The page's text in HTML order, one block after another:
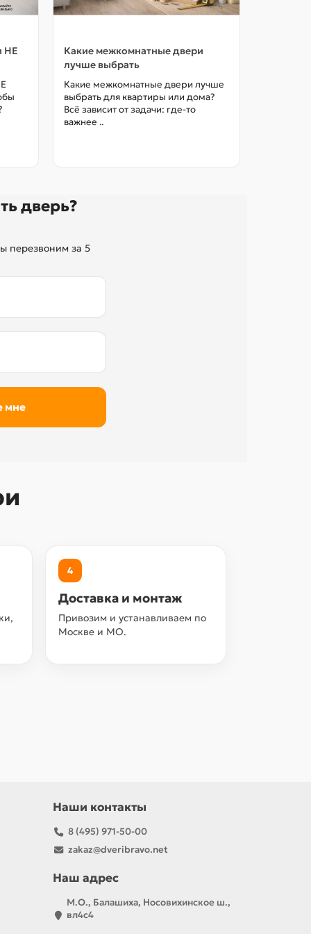
НЕ
Какие межкомнатные двери
лучше выбрать
Какие межкомнатные двери лучше
выбрать для квартиры или дома?
Всё зависит от задачи: где-то
важнее ..
дверь?
перезвоним за 5
4
Доставка и монтаж
Привозим и устанавливаем по
Москве и МО.
Наши контакты
8 (495) 971-50-00
zakaz@dveribravo.net
Наш адрес
М.О., Балашиха, Носовихинское ш.,
вл4с4